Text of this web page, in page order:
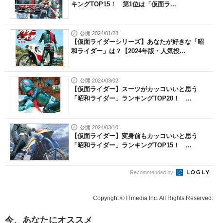
キングTOP15！ 第1位は「仮面ラ...
公開 2024/01/28
【仮面ライダーシリーズ】あなたが好きな「昭
和ライダー」は？【2024年版・人気投...
公開 2024/03/02
【仮面ライダー】スーツがカッコいいと思う
「昭和ライダー」ランキングTOP20！ ...
公開 2024/03/10
【仮面ライダー】変身前もカッコいいと思う
「昭和ライダー」ランキングTOP15！ ...
Recommended by
Copyright © ITmedia Inc. All Rights Reserved.
今、あなたにオススメ